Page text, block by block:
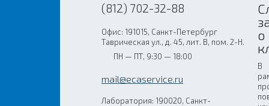
(812) 702-32-88
Офис: 191015, Санкт-Петербург
Таврическая ул., д. 45, лит. В, пом. 2-Н.
ПН — ПТ, 9:30 — 18:00
mail@ecaservice.ru
Лаборатория: 190020, Санкт-
о
В